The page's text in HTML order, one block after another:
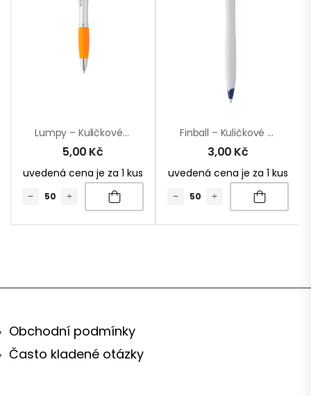
Lumpy – Kuličkové Pero
5,00 Kč
uvedená cena je za 1 kus
Finball – Kuličkové Pero
3,00 Kč
uvedená cena je za 1 kus
Obchodní podmínky
Často kladené otázky